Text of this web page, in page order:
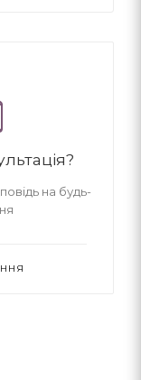
на будь-